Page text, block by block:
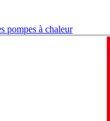
pompes à chaleur